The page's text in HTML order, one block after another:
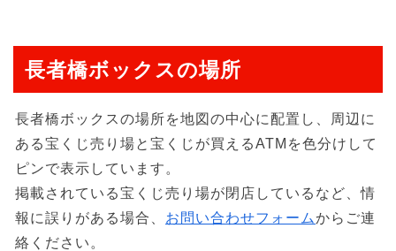
長者橋ボックスの場所
長者橋ボックスの場所を地図の中心に配置し、周辺に
ある宝くじ売り場と宝くじが買えるATMを色分けして
ピンで表示しています。
掲載されている宝くじ売り場が閉店しているなど、情
報に誤りがある場合、 お問い合わせフォームからご連
絡ください。